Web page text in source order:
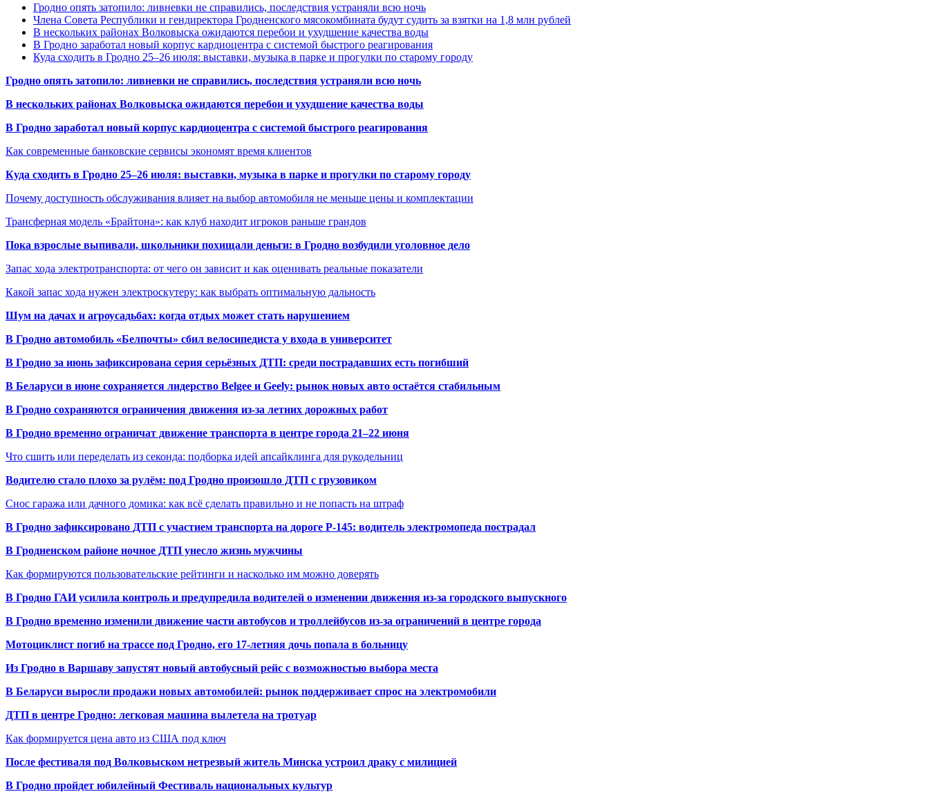
Гродно опять затопило: ливневки не справились, последствия устраняли всю ночь
Члена Совета Республики и гендиректора Гродненского мясокомбината будут судить за взятки на 1,8 млн рублей
В нескольких районах Волковыска ожидаются перебои и ухудшение качества воды
В Гродно заработал новый корпус кардиоцентра с системой быстрого реагирования
Куда сходить в Гродно 25–26 июля: выставки, музыка в парке и прогулки по старому городу
Гродно опять затопило: ливневки не справились, последствия устраняли всю ночь
В нескольких районах Волковыска ожидаются перебои и ухудшение качества воды
В Гродно заработал новый корпус кардиоцентра с системой быстрого реагирования
Как современные банковские сервисы экономят время клиентов
Куда сходить в Гродно 25–26 июля: выставки, музыка в парке и прогулки по старому городу
Почему доступность обслуживания влияет на выбор автомобиля не меньше цены и комплектации
Трансферная модель «Брайтона»: как клуб находит игроков раньше грандов
Пока взрослые выпивали, школьники похищали деньги: в Гродно возбудили уголовное дело
Запас хода электротранспорта: от чего он зависит и как оценивать реальные показатели
Какой запас хода нужен электроскутеру: как выбрать оптимальную дальность
Шум на дачах и агроусадьбах: когда отдых может стать нарушением
В Гродно автомобиль «Белпочты» сбил велосипедиста у входа в университет
В Гродно за июнь зафиксирована серия серьёзных ДТП: среди пострадавших есть погибший
В Беларуси в июне сохраняется лидерство Belgee и Geely: рынок новых авто остаётся стабильным
В Гродно сохраняются ограничения движения из-за летних дорожных работ
В Гродно временно ограничат движение транспорта в центре города 21–22 июня
Что сшить или переделать из секонда: подборка идей апсайклинга для рукодельниц
Водителю стало плохо за рулём: под Гродно произошло ДТП с грузовиком
Снос гаража или дачного домика: как всё сделать правильно и не попасть на штраф
В Гродно зафиксировано ДТП с участием транспорта на дороге Р-145: водитель электромопеда пострадал
В Гродненском районе ночное ДТП унесло жизнь мужчины
Как формируются пользовательские рейтинги и насколько им можно доверять
В Гродно ГАИ усилила контроль и предупредила водителей о изменении движения из-за городского выпускного
В Гродно временно изменили движение части автобусов и троллейбусов из-за ограничений в центре города
Мотоциклист погиб на трассе под Гродно, его 17-летняя дочь попала в больницу
Из Гродно в Варшаву запустят новый автобусный рейс с возможностью выбора места
В Беларуси выросли продажи новых автомобилей: рынок поддерживает спрос на электромобили
ДТП в центре Гродно: легковая машина вылетела на тротуар
Как формируется цена авто из США под ключ
После фестиваля под Волковыском нетрезвый житель Минска устроил драку с милицией
В Гродно пройдет юбилейный Фестиваль национальных культур